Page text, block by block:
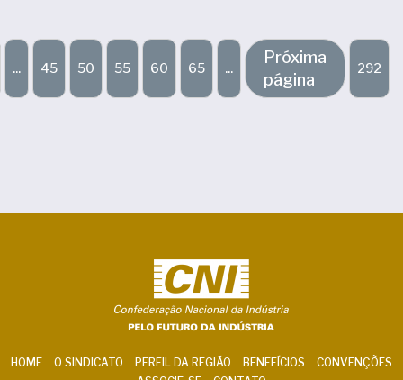
... 45 50 55 60 65 ...
Próxima
página
292
HOME O SINDICATO PERFIL DA REGIÃO BENEFÍCIOS
CONVENÇÕES